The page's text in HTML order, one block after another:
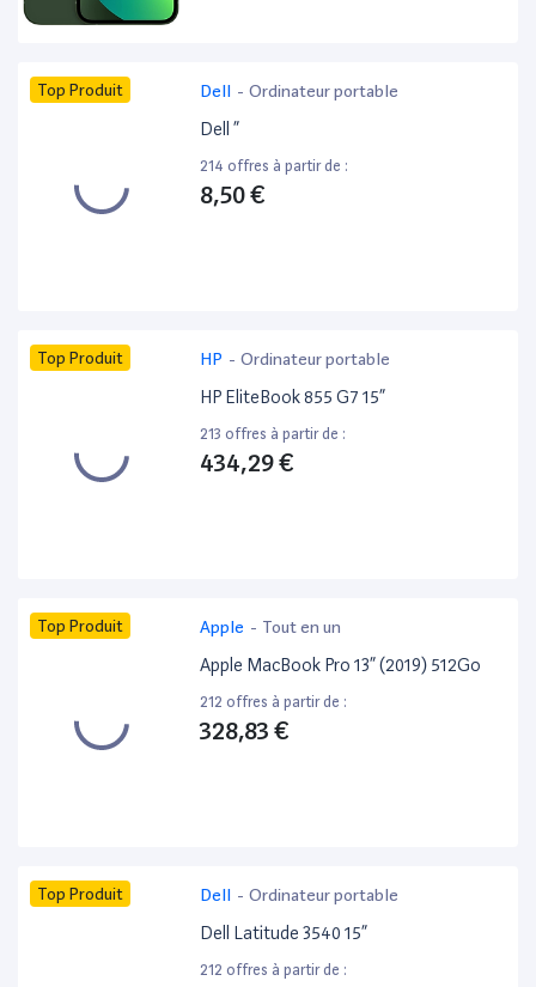
Top Produit Dell - Ordinateur portable
Dell ”
214 offres à partir de :
8,50 €
Top Produit HP - Ordinateur portable
HP EliteBook 855 G7 15”
213 offres à partir de :
434,29 €
Top Produit Apple - Tout en un
Apple MacBook Pro 13” (2019) 512Go
212 offres à partir de :
328,83 €
Top Produit Dell - Ordinateur portable
Dell Latitude 3540 15”
212 offres à partir de :